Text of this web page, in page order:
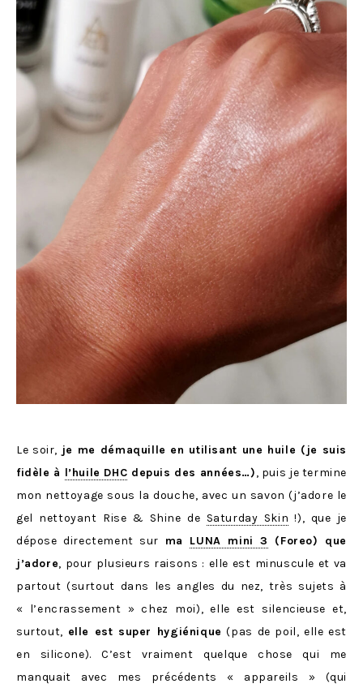
Le soir, je me démaquille en utilisant une huile (je suis
fidèle à l’huile DHC depuis des années…), puis je termine
mon nettoyage sous la douche, avec un savon (j’adore le
gel nettoyant Rise & Shine de Saturday Skin !), que je
dépose directement sur ma LUNA mini 3
(Foreo) que
j’adore, pour plusieurs raisons : elle est minuscule et va
partout (surtout dans les angles du nez, très sujets à
« l’encrassement » chez moi), elle est silencieuse et,
surtout, elle est super hygiénique (pas de poil, elle est
en silicone). C’est vraiment quelque chose qui me
manquait avec mes précédents « appareils » (qui